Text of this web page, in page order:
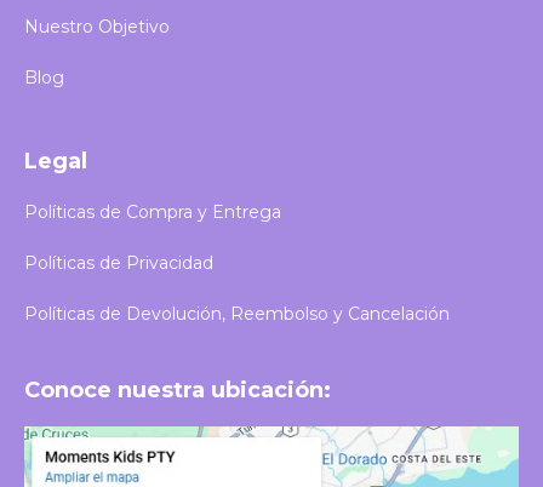
Nuestro Objetivo
Blog
Legal
Políticas de Compra y Entrega
Políticas de Privacidad
Políticas de Devolución, Reembolso y Cancelación
Conoce nuestra ubicación: